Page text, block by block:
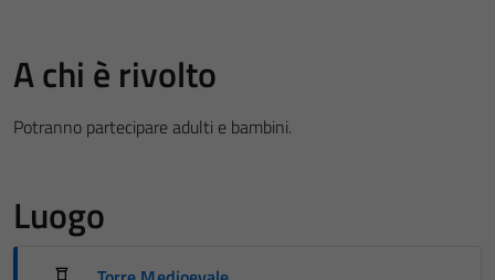
A chi è rivolto
Potranno partecipare adulti e bambini.
Luogo